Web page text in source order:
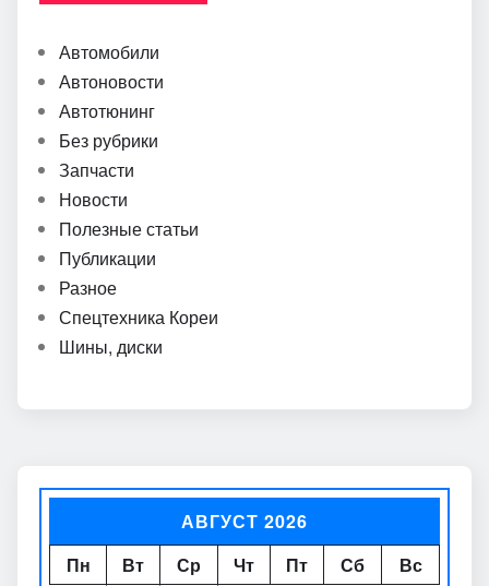
Автомобили
Автоновости
Автотюнинг
Без рубрики
Запчасти
Новости
Полезные статьи
Публикации
Разное
Спецтехника Кореи
Шины, диски
АВГУСТ 2026
Пн
Вт Ср Чт Пт Сб
Вс